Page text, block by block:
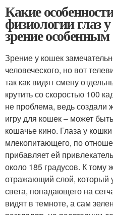
Какие
физиологии глаз
зрение особенным
Зрение у кошек
человеческого, но вот
так как видят смену
крутить со скоростью 100
не проблема, ведь
игру для кошек – может
кошачье кино. Глаза у
млекопитающего, по
прибавляет ей
около 185 градусов. К тому
отражающий слой, который
света, попадающего на
видят в темноте, а сам